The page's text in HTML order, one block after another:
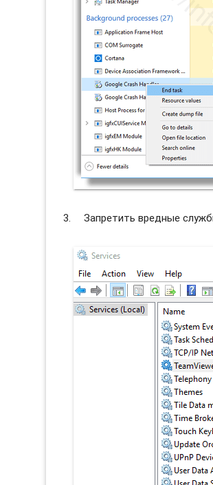
Запретить вредные